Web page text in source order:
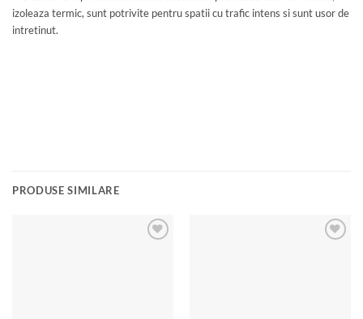
izoleaza termic, sunt potrivite pentru spatii cu trafic intens si sunt usor de
intretinut.
PRODUSE SIMILARE